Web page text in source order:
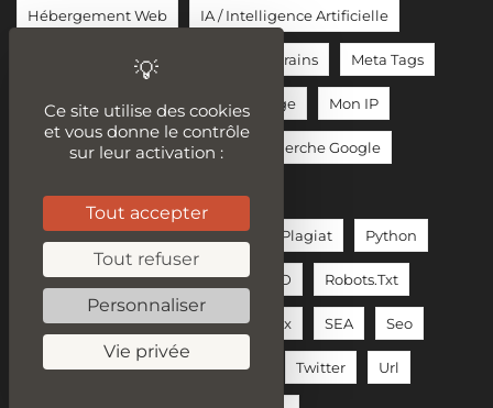
Hébergement Web IA / Intelligence Artificielle
Instagram JetBrains Meta Tags
Midjourney Modèles De Langage Mon IP
Monétiser Blog Moteur De Recherche Google
Nvidia OpenAI Outils Seo
Phase De Conception PHP Plagiat Python
Reddit Relation Client RGPD Robots.txt
Rédacteur Web Réseaux Sociaux SEA Seo
Sécurité Des Données Tiktok Twitter Url
Ce site utilise des cookies
et vous donne le contrôle
sur leur activation :
Tout accepter
Tout refuser
Personnaliser
Vie privée